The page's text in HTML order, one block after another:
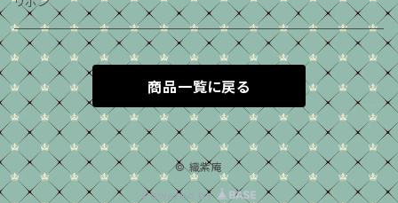
ピアスイヤリング
商品一覧に戻る
© 織紫庵
Powered by